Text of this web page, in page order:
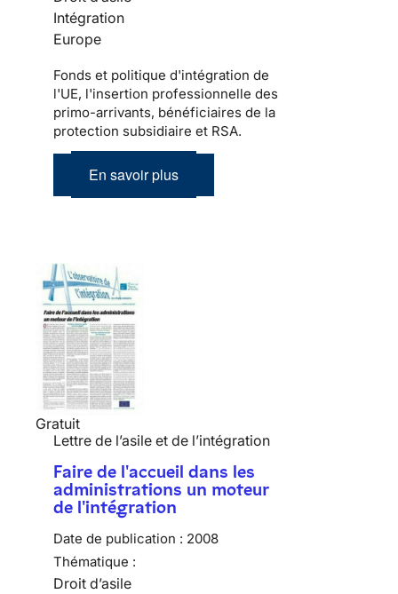
Intégration
Europe
Fonds et politique d'intégration de
l'UE, l'insertion professionnelle des
primo-arrivants, bénéficiaires de la
protection subsidiaire et RSA.
En savoir plus
Gratuit
Lettre de l’asile et de l’intégration
Faire de l'accueil dans les
administrations un moteur
de l'intégration
Date de publication : 2008
Thématique :
Droit d’asile